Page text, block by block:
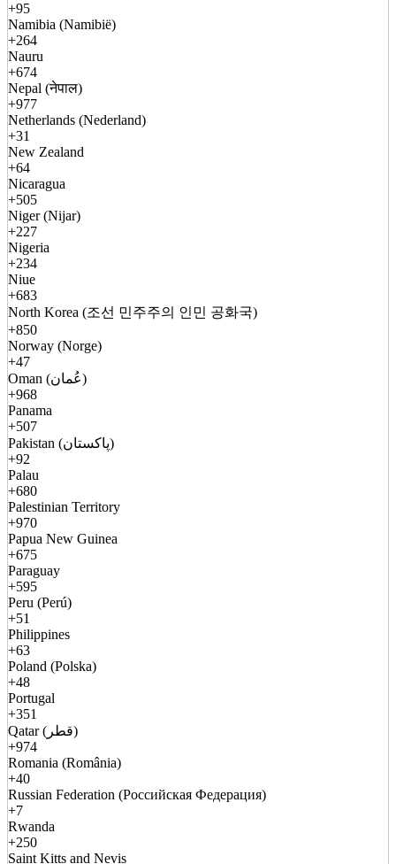
+95
Namibia (Namibië)
+264
Nauru
+674
Nepal (नेपाल)
+977
Netherlands (Nederland)
+31
New Zealand
+64
Nicaragua
+505
Niger (Nijar)
+227
Nigeria
+234
Niue
+683
North Korea (조선 민주주의 인민 공화국)
+850
Norway (Norge)
+47
Oman (عُمان)
+968
Panama
+507
Pakistan (پاکستان)
+92
Palau
+680
Palestinian Territory
+970
Papua New Guinea
+675
Paraguay
+595
Peru (Perú)
+51
Philippines
+63
Poland (Polska)
+48
Portugal
+351
Qatar (قطر)
+974
Romania (România)
+40
Russian Federation (Российская Федерация)
+7
Rwanda
+250
Saint Kitts and Nevis